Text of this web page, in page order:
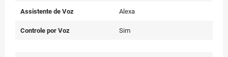
Assistente de Voz Alexa
Controle por Voz Sim